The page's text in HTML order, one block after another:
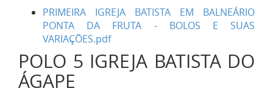
PRIMEIRA IGREJA BATISTA EM BALNEÁRIO
PONTA DA FRUTA - BOLOS E SUAS
VARIAÇÕES.pdf
POLO 5 IGREJA BATISTA DO
ÁGAPE